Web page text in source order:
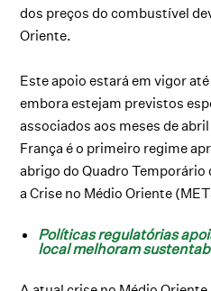
dos preços do combustível
Oriente.
Este apoio estará em vigor
embora estejam previstos
associados aos meses de
França é o primeiro regime
abrigo do Quadro Temporário
a Crise no Médio Oriente
Políticas regulatórias
local melhoram